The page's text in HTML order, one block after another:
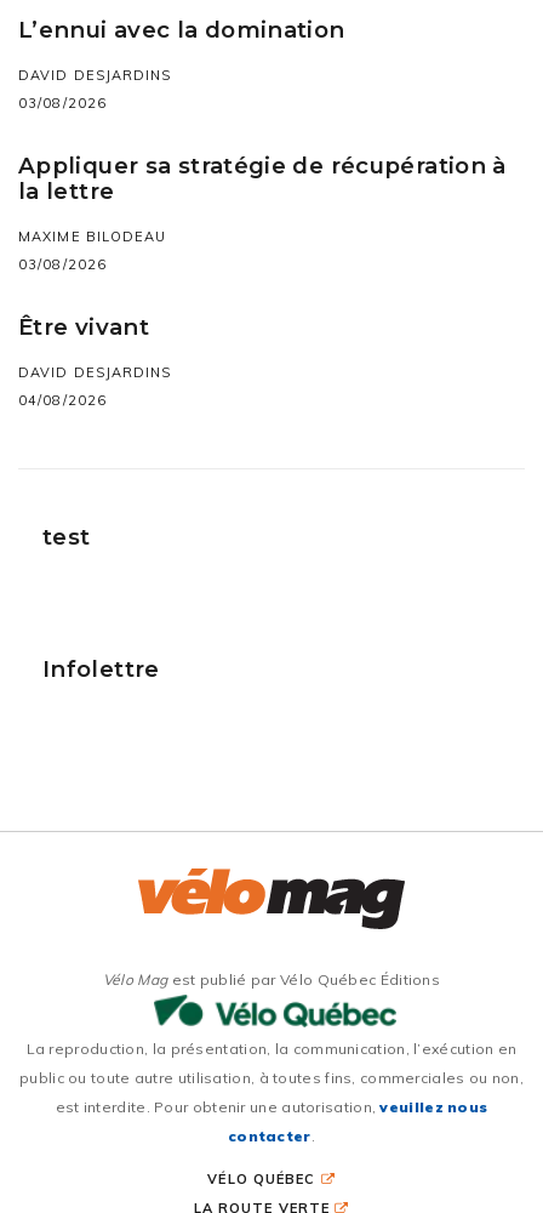
L’ennui avec la domination
DAVID DESJARDINS
03/08/2026
Appliquer sa stratégie de récupération à
la lettre
MAXIME BILODEAU
03/08/2026
Être vivant
DAVID DESJARDINS
04/08/2026
test
Infolettre
Vélo Magest publié par Vélo Québec Éditions
La reproduction, la présentation, la communication, l’exécution en
public ou toute autre utilisation, à toutes fins, commerciales ou non,
est interdite. Pour obtenir une autorisation,veuillez nous
contacter.
VÉLO QUÉBEC
LA ROUTE VERTE